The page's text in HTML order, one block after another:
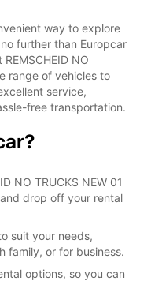
way to explore
further than Europcar
NO
range of vehicles to
service,
free transportation.
NO TRUCKS NEW 01
drop off your rental
suit your needs,
family, or for business.
options, so you can